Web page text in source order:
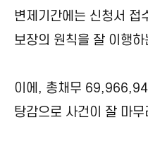
변제기간에는 신청서 접
보장의 원칙을 잘 이행
이에, 총채무
탕감으로 사건이 잘 마